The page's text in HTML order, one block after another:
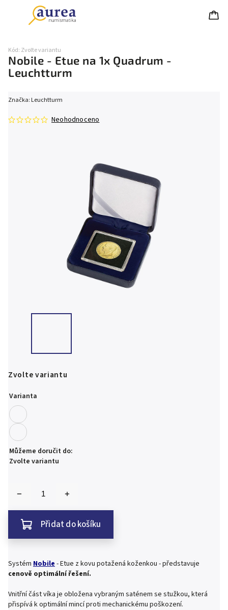
Nobile - Etue na 1x Quadrum -
Leuchtturm
Kód: Zvolte variantu
Neohodnoceno
Značka: Leuchtturm
Zvolte variantu
Varianta
Můžeme doručit do:
Zvolte variantu
Přidat do košíku
Systém Nobile- Etue z kovu potažená koženkou - představuje
cenově optimální řešení.
Vnitřní část víka je obložena vybraným saténem se stužkou, která
přispívá k optimální mincí proti mechanickému poškození.